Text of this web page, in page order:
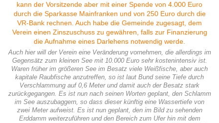
Auch hier will der Verein eine Veränderung vornehmen, die allerdings im
Gegensätz zum kleinen See mit 10.000 Euro sehr kostenintensiv ist.
Waren früher im größeren See im Besatz viele Weißfische, aber auch
kapitale Raubfische anzutreffen, so ist laut Bund seine Tiefe durch
Verschlammung auf 0,6 Meter und damit auch der Besatz stark
zurückgegangen. Es ist nun nach seinen Worten geplant, den Schlamm
im See auszubaggern, so dass dieser künftig eine Wassertiefe von
zwei Meter aufweist. Es ist nun geplant, den im Bild zu sehenden
Erddamm weiterzuführen und den Bereich zum Ufer hin mit dem